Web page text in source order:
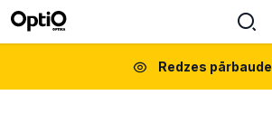
Redzes pārbaude